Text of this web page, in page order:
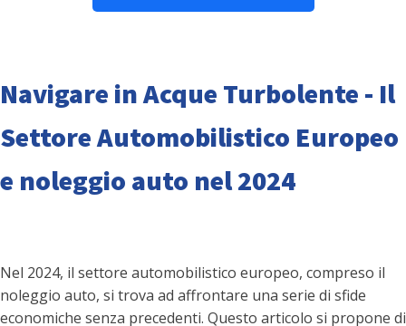
Navigare in Acque Turbolente - Il
Settore Automobilistico Europeo
e noleggio auto nel 2024
Nel 2024, il settore automobilistico europeo, compreso il
noleggio auto, si trova ad affrontare una serie di sfide
economiche senza precedenti. Questo articolo si propone di